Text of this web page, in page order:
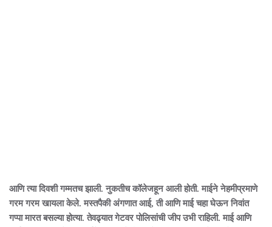
आणि त्या दिवशी गम्मतच झाली. नुकतीच कॉलेजहून आली होती. माईने नेहमीप्रमाणे
गरम गरम खायला केले. मस्तपैकी अंगणात आई, ती आणि माई चहा घेऊन निवांत
गप्पा मारत बसल्या होत्या. तेवढ्यात गेटवर पोलिसांची जीप उभी राहिली. माई आणि